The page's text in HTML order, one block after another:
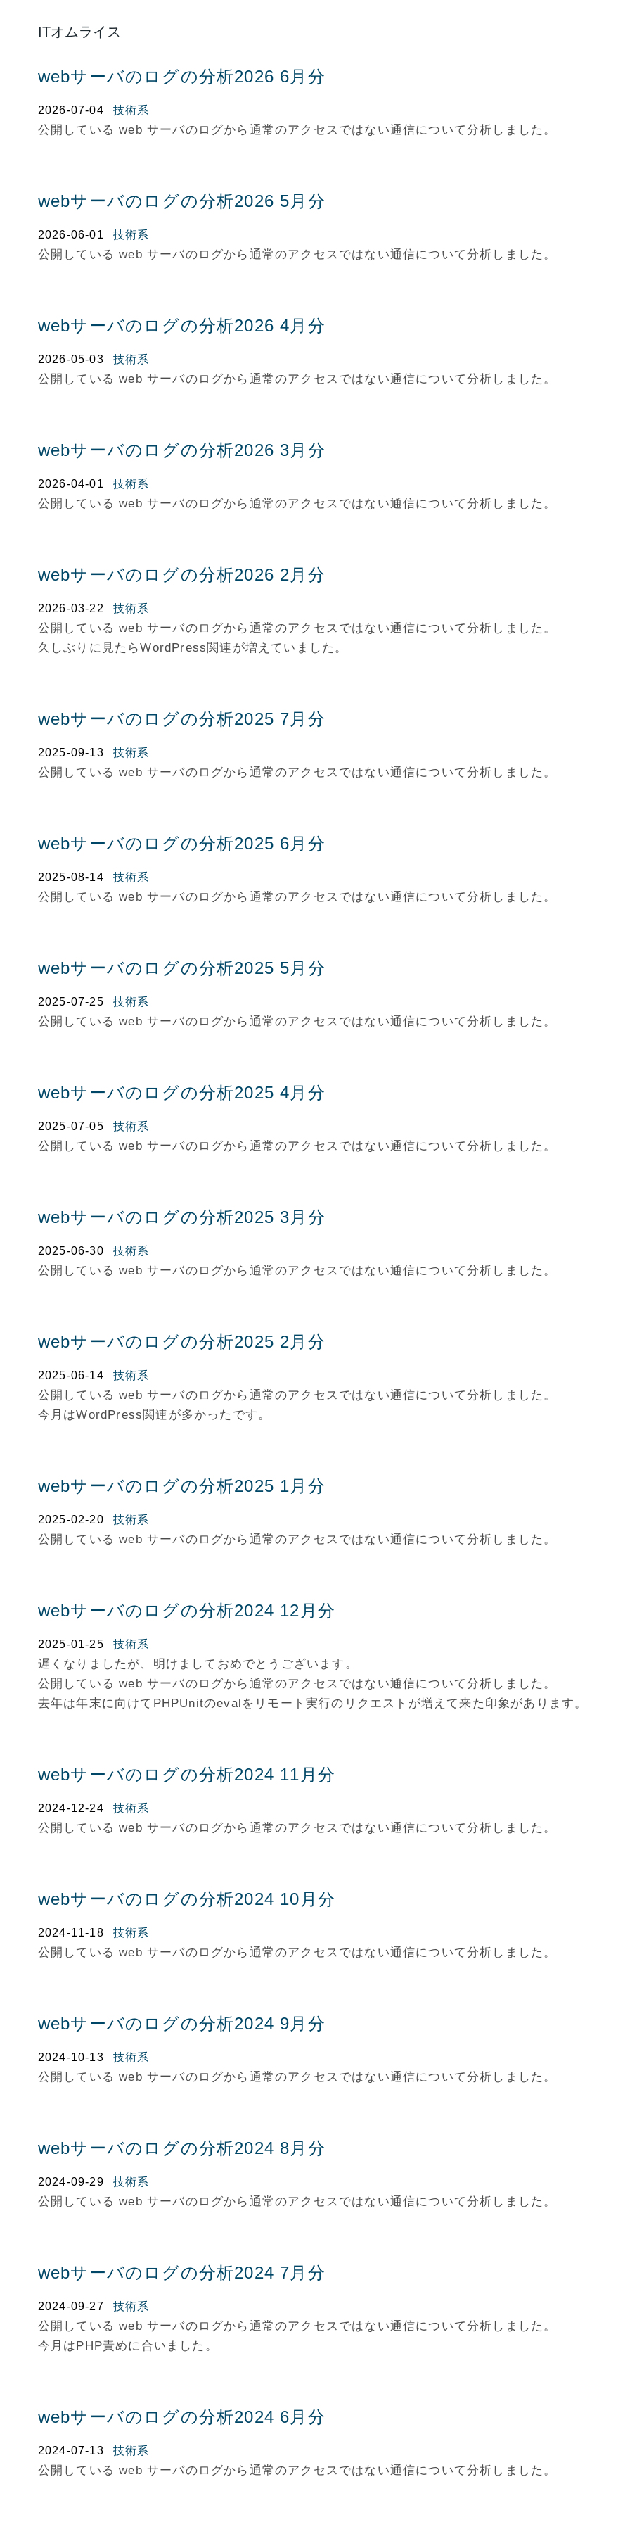
ITオムライス
webサーバのログの分析2026 6月分
2026-07-04 技術系
公開している web サーバのログから通常のアクセスではない通信について分析しました。
webサーバのログの分析2026 5月分
2026-06-01 技術系
公開している web サーバのログから通常のアクセスではない通信について分析しました。
webサーバのログの分析2026 4月分
2026-05-03 技術系
公開している web サーバのログから通常のアクセスではない通信について分析しました。
webサーバのログの分析2026 3月分
2026-04-01 技術系
公開している web サーバのログから通常のアクセスではない通信について分析しました。
webサーバのログの分析2026 2月分
2026-03-22 技術系
公開している web サーバのログから通常のアクセスではない通信について分析しました。
久しぶりに見たらWordPress関連が増えていました。
webサーバのログの分析2025 7月分
2025-09-13 技術系
公開している web サーバのログから通常のアクセスではない通信について分析しました。
webサーバのログの分析2025 6月分
2025-08-14 技術系
公開している web サーバのログから通常のアクセスではない通信について分析しました。
webサーバのログの分析2025 5月分
2025-07-25 技術系
公開している web サーバのログから通常のアクセスではない通信について分析しました。
webサーバのログの分析2025 4月分
2025-07-05 技術系
公開している web サーバのログから通常のアクセスではない通信について分析しました。
webサーバのログの分析2025 3月分
2025-06-30 技術系
公開している web サーバのログから通常のアクセスではない通信について分析しました。
webサーバのログの分析2025 2月分
2025-06-14 技術系
公開している web サーバのログから通常のアクセスではない通信について分析しました。
今月はWordPress関連が多かったです。
webサーバのログの分析2025 1月分
2025-02-20 技術系
公開している web サーバのログから通常のアクセスではない通信について分析しました。
webサーバのログの分析2024 12月分
2025-01-25 技術系
遅くなりましたが、明けましておめでとうございます。
公開している web サーバのログから通常のアクセスではない通信について分析しました。
去年は年末に向けてPHPUnitのevalをリモート実行のリクエストが増えて来た印象があります。
webサーバのログの分析2024 11月分
2024-12-24 技術系
公開している web サーバのログから通常のアクセスではない通信について分析しました。
webサーバのログの分析2024 10月分
2024-11-18 技術系
公開している web サーバのログから通常のアクセスではない通信について分析しました。
webサーバのログの分析2024 9月分
2024-10-13 技術系
公開している web サーバのログから通常のアクセスではない通信について分析しました。
webサーバのログの分析2024 8月分
2024-09-29 技術系
公開している web サーバのログから通常のアクセスではない通信について分析しました。
webサーバのログの分析2024 7月分
2024-09-27 技術系
公開している web サーバのログから通常のアクセスではない通信について分析しました。
今月はPHP責めに合いました。
webサーバのログの分析2024 6月分
2024-07-13 技術系
公開している web サーバのログから通常のアクセスではない通信について分析しました。